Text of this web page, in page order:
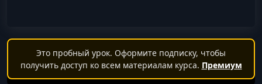
Это пробный урок. Оформите подписку, чтобы
получить доступ ко всем материалам курса. Премиум